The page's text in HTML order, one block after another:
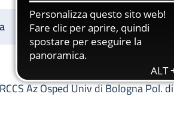
Sostienici
Az Osped Univ di Bologna Pol. di